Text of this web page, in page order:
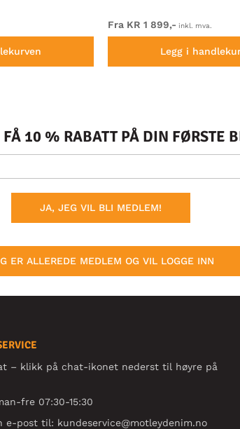
Fra KR 1 899,- inkl. mva.
Legg i
FÅ 10 % RABATT PÅ DIN FØRSTE
JA, JEG VIL BLI MEDLEM!
ER ALLEREDE MEDLEM OG VIL LOGGE INN
– klikk på chat-ikonet nederst til høyre på
fre 07:30-15:30
e-post til: kundeservice@motleydenim.no